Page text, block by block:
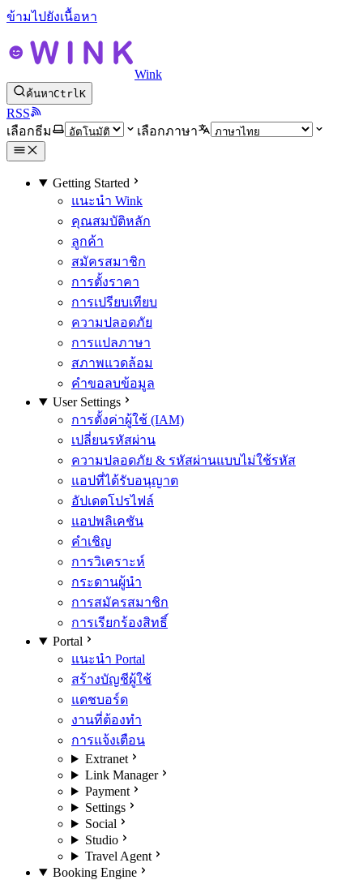
ข้ามไปยังเนื้อหา
Wink
ค้นหาCtrlK
RSS
เลือกธีม
เลือกภาษา
Getting Started
แนะนำ Wink
คุณสมบัติหลัก
ลูกค้า
สมัครสมาชิก
การตั้งราคา
การเปรียบเทียบ
ความปลอดภัย
การแปลภาษา
สภาพแวดล้อม
คำขอลบข้อมูล
User Settings
การตั้งค่าผู้ใช้ (IAM)
เปลี่ยนรหัสผ่าน
ความปลอดภัย & รหัสผ่านแบบไม่ใช้รหัส
แอปที่ได้รับอนุญาต
อัปเดตโปรไฟล์
แอปพลิเคชัน
คำเชิญ
การวิเคราะห์
กระดานผู้นำ
การสมัครสมาชิก
การเรียกร้องสิทธิ์
Portal
แนะนำ Portal
สร้างบัญชีผู้ใช้
แดชบอร์ด
งานที่ต้องทำ
การแจ้งเตือน
Extranet
Link Manager
Payment
Settings
Social
Studio
Travel Agent
Booking Engine